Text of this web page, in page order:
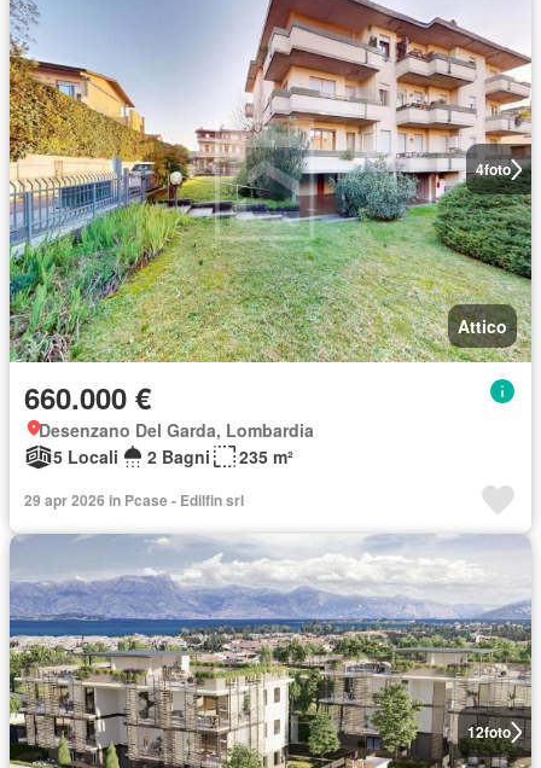
4foto
Attico
660.000 €
Desenzano Del Garda, Lombardia
5 Locali
2 Bagni 235 m²
29 apr 2026 in Pcase - Edilfin srl
12foto